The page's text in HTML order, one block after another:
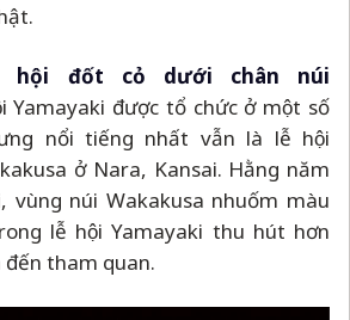
hội đốt cỏ dưới chân núi
Yamayaki được tổ chức ở một số
nổi tiếng nhất vẫn là lễ hội
ở Nara, Kansai. Hằng năm
vùng núi Wakakusa nhuốm màu
lễ hội Yamayaki thu hút hơn
đến tham quan.